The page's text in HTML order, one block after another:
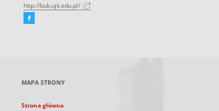
http://buk.ujk.edu.pl/
Facebook
karcie
MAPA STRONY
Strona główna